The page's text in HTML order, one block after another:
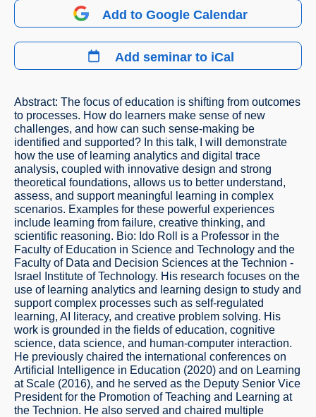
Add to Google Calendar
Add seminar to iCal
Abstract: The focus of education is shifting from outcomes
to processes. How do learners make sense of new
challenges, and how can such sense-making be
identified and supported? In this talk, I will demonstrate
how the use of learning analytics and digital trace
analysis, coupled with innovative design and strong
theoretical foundations, allows us to better understand,
assess, and support meaningful learning in complex
scenarios. Examples for these powerful experiences
include learning from failure, creative thinking, and
scientific reasoning. Bio: Ido Roll is a Professor in the
Faculty of Education in Science and Technology and the
Faculty of Data and Decision Sciences at the Technion -
Israel Institute of Technology. His research focuses on the
use of learning analytics and learning design to study and
support complex processes such as self-regulated
learning, AI literacy, and creative problem solving. His
work is grounded in the fields of education, cognitive
science, data science, and human-computer interaction.
He previously chaired the international conferences on
Artificial Intelligence in Education (2020) and on Learning
at Scale (2016), and he served as the Deputy Senior Vice
President for the Promotion of Teaching and Learning at
the Technion. He also served and chaired multiple